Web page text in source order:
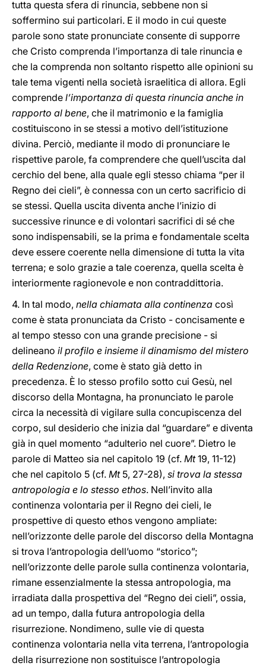
tutta questa sfera di rinuncia, sebbene non si
soffermino sui particolari. E il modo in cui queste
parole sono state pronunciate consente di supporre
che Cristo comprenda l’importanza di tale rinuncia e
che la comprenda non soltanto rispetto alle opinioni su
tale tema vigenti nella società israelitica di allora. Egli
comprende l’importanza di questa rinuncia anche in
rapporto al bene, che il matrimonio e la famiglia
costituiscono in se stessi a motivo dell’istituzione
divina. Perciò, mediante il modo di pronunciare le
rispettive parole, fa comprendere che quell’uscita dal
cerchio del bene, alla quale egli stesso chiama “per il
Regno dei cieli”, è connessa con un certo sacrificio di
se stessi. Quella uscita diventa anche l’inizio di
successive rinunce e di volontari sacrifici di sé che
sono indispensabili, se la prima e fondamentale scelta
deve essere coerente nella dimensione di tutta la vita
terrena; e solo grazie a tale coerenza, quella scelta è
interiormente ragionevole e non contraddittoria.
4. In tal modo, nella chiamata alla continenza così
come è stata pronunciata da Cristo - concisamente e
al tempo stesso con una grande precisione - si
delineano il profilo e insieme il dinamismo del mistero
della Redenzione, come è stato già detto in
precedenza. È lo stesso profilo sotto cui Gesù, nel
discorso della Montagna, ha pronunciato le parole
circa la necessità di vigilare sulla concupiscenza del
corpo, sul desiderio che inizia dal “guardare” e diventa
già in quel momento “adulterio nel cuore”. Dietro le
parole di Matteo sia nel capitolo 19 (cf. Mt19, 11-12)
che nel capitolo 5 (cf. Mt5, 27-28), si trova la stessa
antropologia e lo stesso ethos. Nell’invito alla
continenza volontaria per il Regno dei cieli, le
prospettive di questo ethos vengono ampliate:
nell’orizzonte delle parole del discorso della Montagna
si trova l’antropologia dell’uomo “storico”;
nell’orizzonte delle parole sulla continenza volontaria,
rimane essenzialmente la stessa antropologia, ma
irradiata dalla prospettiva del “Regno dei cieli”, ossia,
ad un tempo, dalla futura antropologia della
risurrezione. Nondimeno, sulle vie di questa
continenza volontaria nella vita terrena, l’antropologia
della risurrezione non sostituisce l’antropologia